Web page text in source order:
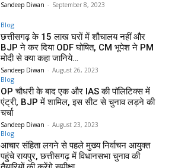
Sandeep Diwan - September 8, 2023
Blog
छत्तीसगढ़ के 15 लाख घरों में शौचालय नहीं और
BJP ने कर दिया ODF घोषित, CM भूपेश ने PM
मोदी से क्या कहा जानिये…
Sandeep Diwan - August 26, 2023
Blog
OP चौधरी के बाद एक और IAS की पॉलिटिक्स में
एंट्री, BJP में शामिल, इस सीट से चुनाव लड़ने की
चर्चा
Sandeep Diwan - August 23, 2023
Blog
आचार संहिता लगने से पहले मुख्य निर्वाचन आयुक्त
पहुंचे रायपुर, छत्तीसगढ़ में विधानसभा चुनाव की